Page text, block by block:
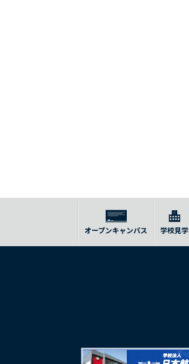
オープンキャンパス 学校見学